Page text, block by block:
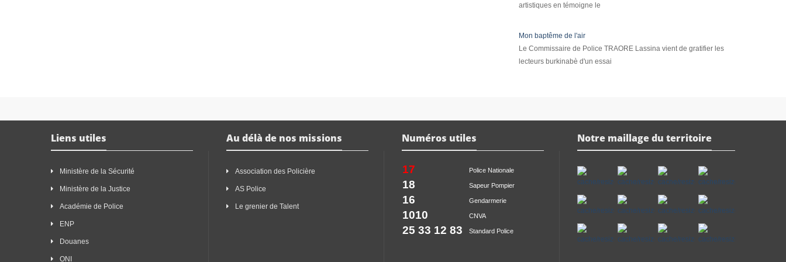
artistiques en témoigne le
Mon baptême de l'air
Le Commissaire de Police TRAORE Lassina vient de gratifier les
lecteurs burkinabè d'un essai
Liens utiles
Ministère de la Sécurité
Ministère de la Justice
Académie de Police
ENP
Douanes
ONI
Au délà de nos missions
Association des Policière
AS Police
Le grenier de Talent
Numéros utiles
17 Police Nationale
18 Sapeur Pompier
16 Gendarmerie
1010 CNVA
25 33 12 83 Standard Police
Notre maillage du territoire